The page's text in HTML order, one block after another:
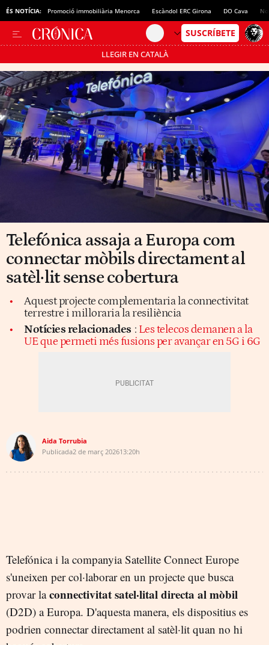
ÉS NOTÍCIA: Promoció immobiliària Menorca Escàndol ERC Girona DO Cava
LLEGIR EN CATALÀ
Passa’t al mode estalvi
Telefónica assaja a Europa com
connectar mòbils directament al
satèl·lit sense cobertura
Aquest projecte complementaria la connectivitat
terrestre i milloraria la resiliència
Notícies relacionades : Les telecos demanen a la
UE que permeti més fusions per avançar en 5G i 6G
Aida Torrubia
Publicada2 de març 202613:20h
Telefónica i la companyia Satellite Connect Europe
s'uneixen per col·laborar en un projecte que busca
provar laconnectivitat satel·lital directa al mòbil
(D2D) a Europa. D'aquesta manera, els dispositius es
podrien connectar directament al satèl·lit quan no hi